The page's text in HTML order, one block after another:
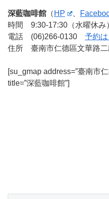
深藍咖啡館 （ HP 、
時間 9:30-17:30（水曜休み
電話 (06)266-0130 予約
住所 臺南市仁德區文華路
[su_gmap address=”臺南市
title=”深藍咖啡館”]